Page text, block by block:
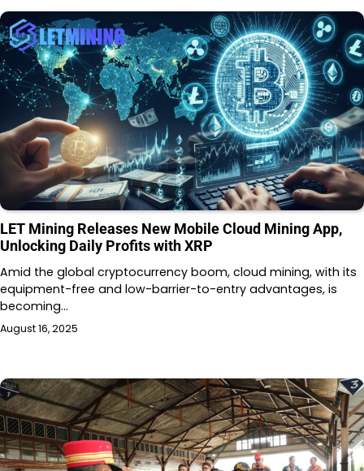
LET Mining Releases New Mobile Cloud Mining App,
Unlocking Daily Profits with XRP
Amid the global cryptocurrency boom, cloud mining, with its
equipment-free and low-barrier-to-entry advantages, is
becoming…
August 16, 2025